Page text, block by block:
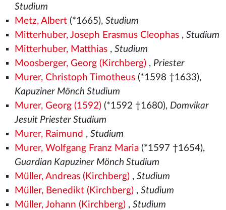
Studium
Metz, Albert(*1665), Studium
Mitterhuber, Joseph Erasmus Cleophas, Studium
Mitterhuber, Matthias, Studium
Moosberger, Georg (Kirchberg), Priester
Murer, Christoph Timotheus(*1598 †1633),
Kapuziner Mönch Studium
Murer, Georg (1592)(*1592 †1680), Domvikar
Jesuit Priester Studium
Murer, Raimund , Studium
Murer, Wolfgang Franz Maria(*1597 †1654),
Guardian Kapuziner Mönch Studium
Müller, Andreas (Kirchberg), Studium
Müller, Benedikt (Kirchberg), Studium
Müller, Johann (Kirchberg), Studium